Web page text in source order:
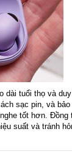
dài tuổi thọ và
sạc pin, và
tốt hơn.
suất và tránh